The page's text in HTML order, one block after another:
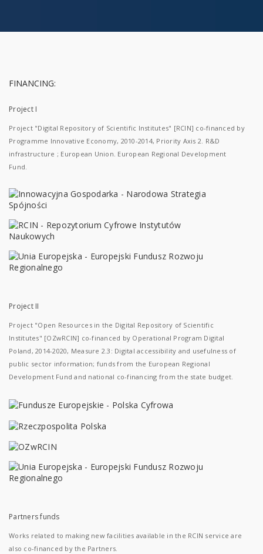
FINANCING:
Project I
Project "Digital Repository of Scientific Institutes" [RCIN] co-financed by
Programme Innovative Economy, 2010-2014, Priority Axis 2. R&D
infrastructure ; European Union. European Regional Development
Fund.
Project II
Project "Open Resources in the Digital Repository of Scientific
Institutes" [OZwRCIN] co-financed by Operational Program Digital
Poland, 2014-2020, Measure 2.3: Digital accessibility and usefulness of
public sector information; funds from the European Regional
Development Fund and national co-financing from the state budget.
Partners funds
Works related to making new facilities available in the RCIN service are
also co-financed by the Partners.